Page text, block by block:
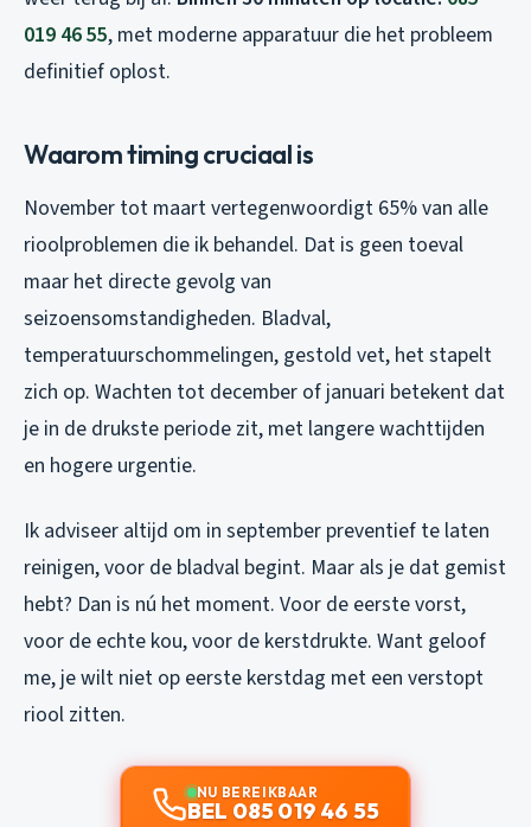
019 46 55, met moderne apparatuur die het probleem
definitief oplost.
Waarom timing cruciaal is
November tot maart vertegenwoordigt 65% van alle
rioolproblemen die ik behandel. Dat is geen toeval
maar het directe gevolg van
seizoensomstandigheden. Bladval,
temperatuurschommelingen, gestold vet, het stapelt
zich op. Wachten tot december of januari betekent dat
je in de drukste periode zit, met langere wachttijden
en hogere urgentie.
Ik adviseer altijd om in september preventief te laten
reinigen, voor de bladval begint. Maar als je dat gemist
hebt? Dan is nú het moment. Voor de eerste vorst,
voor de echte kou, voor de kerstdrukte. Want geloof
me, je wilt niet op eerste kerstdag met een verstopt
riool zitten.
NU BEREIKBAAR
BEL 085 019 46 55